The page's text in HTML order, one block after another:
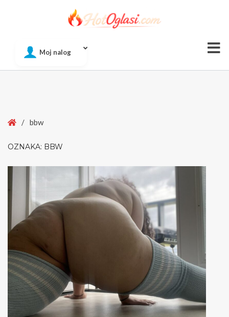
Moj nalog
Home
/ bbw
OZNAKA: BBW